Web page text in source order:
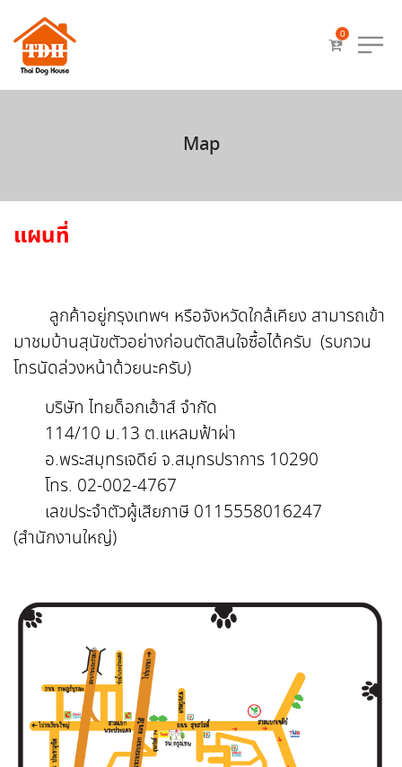
0
Map
แผนที่
ลูกค้าอยู่กรุงเทพฯ หรือจังหวัดใกล้เคียง สามารถเข้า
มาชมบ้านสุนัขตัวอย่างก่อนตัดสินใจซื้อได้ครับ (รบกวน
โทรนัดล่วงหน้าด้วยนะครับ)
บริษัท ไทยด็อกเฮ้าส์ จำกัด
114/10 ม.13 ต.แหลมฟ้าผ่า
อ.พระสมุทรเจดีย์ จ.สมุทรปราการ 10290
โทร. 02-002-4767
เลขประจำตัวผู้เสียภาษี 0115558016247
(สำนักงานใหญ่)